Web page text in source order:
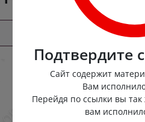
Подтвердите
Сайт содержит
Вам
Перейдя по ссылки вы
вам
Анальный
сомнениям.
HydroBlast,